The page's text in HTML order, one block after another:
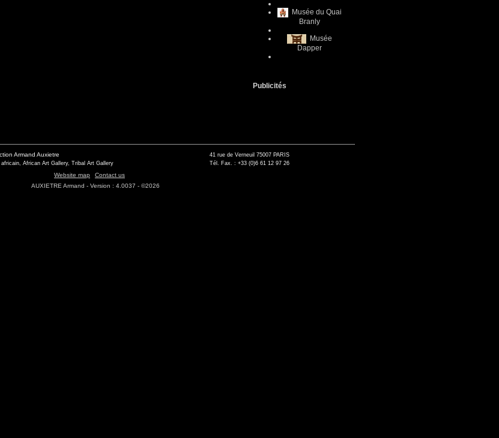
Musée du Quai
Branly
Musée
Dapper
Publicités
Armand Auxietre
African Art Gallery, Tribal Art Gallery
41 rue de Verneuil 75007 PARIS
Tél. Fax. : +33 (0)6 61 12 97 26
Website map
Contact us
AUXIETRE Armand - Version : 4.0037 - ©2026